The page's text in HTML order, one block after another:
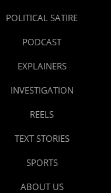
POLITICAL SATIRE
PODCAST
EXPLAINERS
INVESTIGATION
REELS
TEXT STORIES
SPORTS
ABOUT US